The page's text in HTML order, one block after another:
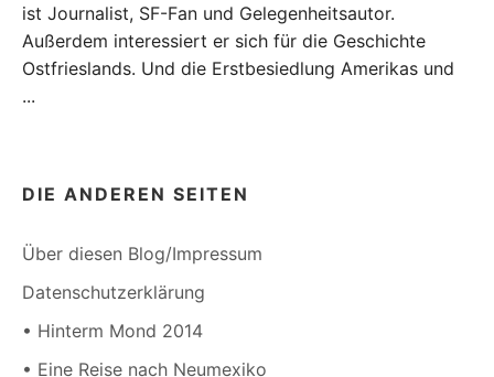
ist Journalist, SF-Fan und Gelegenheitsautor.
Außerdem interessiert er sich für die Geschichte
Ostfrieslands. Und die Erstbesiedlung Amerikas und
...
DIE ANDEREN SEITEN
Über diesen Blog/Impressum
Datenschutzerklärung
• Hinterm Mond 2014
• Eine Reise nach Neumexiko